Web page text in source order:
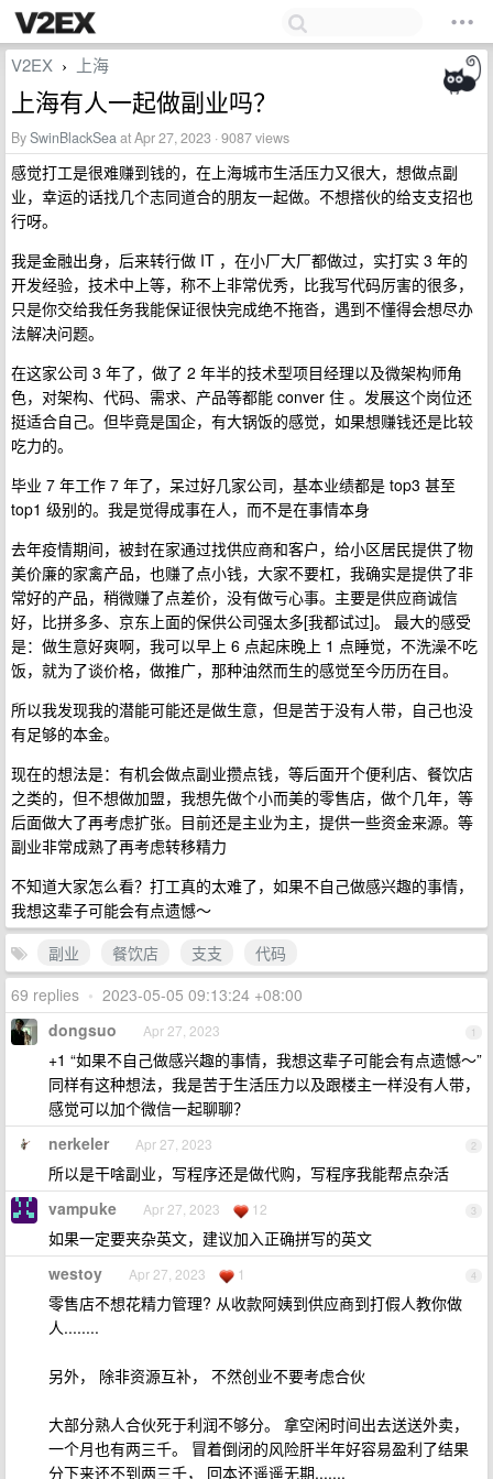
V2EX › 上海
上海有人一起做副业吗？
BySwinBlackSeaat Apr 27, 2023 · 9087 views
感觉打工是很难赚到钱的，在上海城市生活压力又很大，想做点副
业，幸运的话找几个志同道合的朋友一起做。不想搭伙的给支支招也
行呀。
我是金融出身，后来转行做 IT ，在小厂大厂都做过，实打实 3 年的
开发经验，技术中上等，称不上非常优秀，比我写代码厉害的很多，
只是你交给我任务我能保证很快完成绝不拖沓，遇到不懂得会想尽办
法解决问题。
在这家公司 3 年了，做了 2 年半的技术型项目经理以及微架构师角
色，对架构、代码、需求、产品等都能 conver 住 。发展这个岗位还
挺适合自己。但毕竟是国企，有大锅饭的感觉，如果想赚钱还是比较
吃力的。
毕业 7 年工作 7 年了，呆过好几家公司，基本业绩都是 top3 甚至
top1 级别的。我是觉得成事在人，而不是在事情本身
去年疫情期间，被封在家通过找供应商和客户，给小区居民提供了物
美价廉的家禽产品，也赚了点小钱，大家不要杠，我确实是提供了非
常好的产品，稍微赚了点差价，没有做亏心事。主要是供应商诚信
好，比拼多多、京东上面的保供公司强太多[我都试过]。 最大的感受
是：做生意好爽啊，我可以早上 6 点起床晚上 1 点睡觉，不洗澡不吃
饭，就为了谈价格，做推广，那种油然而生的感觉至今历历在目。
所以我发现我的潜能可能还是做生意，但是苦于没有人带，自己也没
有足够的本金。
现在的想法是：有机会做点副业攒点钱，等后面开个便利店、餐饮店
之类的，但不想做加盟，我想先做个小而美的零售店，做个几年，等
后面做大了再考虑扩张。目前还是主业为主，提供一些资金来源。等
副业非常成熟了再考虑转移精力
不知道大家怎么看？打工真的太难了，如果不自己做感兴趣的事情，
我想这辈子可能会有点遗憾～
副业
餐饮店 支支
代码
69 replies • 2023-05-05 09:13:24 +08:00
1
dongsuo Apr 27, 2023
+1 “如果不自己做感兴趣的事情，我想这辈子可能会有点遗憾～”
同样有这种想法，我是苦于生活压力以及跟楼主一样没有人带，
感觉可以加个微信一起聊聊？
2
nerkeler Apr 27, 2023
所以是干啥副业，写程序还是做代购，写程序我能帮点杂活
3
vampuke Apr 27, 2023 12
如果一定要夹杂英文，建议加入正确拼写的英文
4
westoy Apr 27, 2023 1
零售店不想花精力管理? 从收款阿姨到供应商到打假人教你做
人........
另外， 除非资源互补， 不然创业不要考虑合伙
大部分熟人合伙死于利润不够分。 拿空闲时间出去送送外卖，
一个月也有两三千。 冒着倒闭的风险肝半年好容易盈利了结果
分下来还不到两三千， 回本还遥遥无期.......